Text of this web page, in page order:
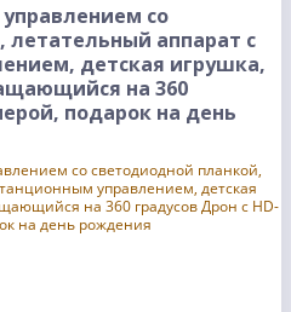
со
летательный аппарат с
детская игрушка,
на 360
подарок на день